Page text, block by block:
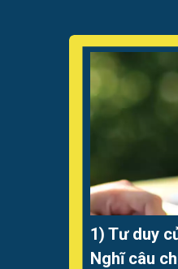
1) Tư duy
Nghĩ câu